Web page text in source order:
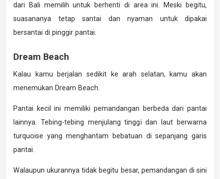
dari Bali memilih untuk berhenti di area ini. Meski begitu,
suasananya tetap santai dan nyaman untuk dipakai
bersantai di pinggir pantai.
Dream Beach
Kalau kamu berjalan sedikit ke arah selatan, kamu akan
menemukan Dream Beach.
Pantai kecil ini memiliki pemandangan berbeda dari pantai
lainnya. Tebing-tebing menjulang tinggi dan laut berwarna
turquoise yang menghantam bebatuan di sepanjang garis
pantai.
Walaupun ukurannya tidak begitu besar, pemandangan di sini